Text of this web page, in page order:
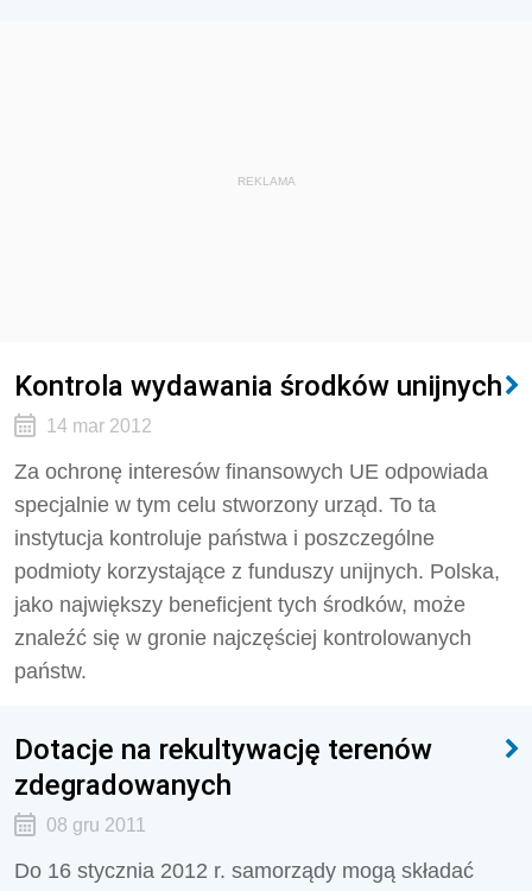
REKLAMA
Kontrola wydawania środków unijnych
14 mar 2012
Za ochronę interesów finansowych UE odpowiada
specjalnie w tym celu stworzony urząd. To ta
instytucja kontroluje państwa i poszczególne
podmioty korzystające z funduszy unijnych. Polska,
jako największy beneficjent tych środków, może
znaleźć się w gronie najczęściej kontrolowanych
państw.
Dotacje na rekultywację terenów
zdegradowanych
08 gru 2011
Do 16 stycznia 2012 r. samorządy mogą składać